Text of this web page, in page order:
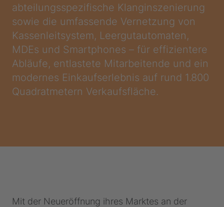
abteilungsspezifische Klanginszenierung
sowie die umfassende Vernetzung von
Kassenleitsystem, Leergutautomaten,
MDEs und Smartphones – für effizientere
Abläufe, entlastete Mitarbeitende und ein
modernes Einkaufserlebnis auf rund 1.800
Quadratmetern Verkaufsfläche.
Mit der Neueröffnung ihres Marktes an der